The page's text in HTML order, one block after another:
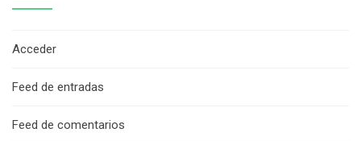
Acceder
Feed de entradas
Feed de comentarios